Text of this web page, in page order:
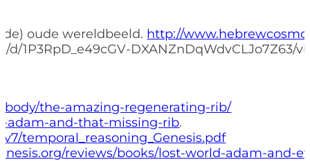
oude wereldbeeld. http://
1P3RpD_e49cGV-DXANZnDqWdvCLJo7Z63/
the-amazing-regenerating-rib/
adam-and-that-missing-rib.
temporal_reasoning_Genesis.pdf
reviews/books/lost-world-adam-and-